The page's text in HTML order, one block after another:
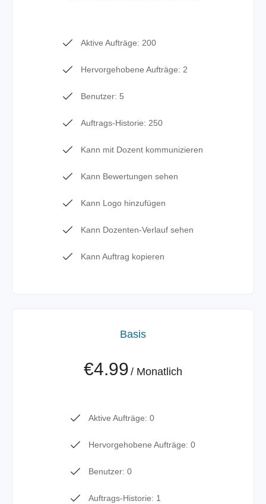
Aktive Aufträge: 200
Hervorgehobene Aufträge: 2
Benutzer: 5
Auftrags-Historie: 250
Kann mit Dozent kommunizieren
Kann Bewertungen sehen
Kann Logo hinzufügen
Kann Dozenten-Verlauf sehen
Kann Auftrag kopieren
Basis
€4.99 / Monatlich
Aktive Aufträge: 0
Hervorgehobene Aufträge: 0
Benutzer: 0
Auftrags-Historie: 1